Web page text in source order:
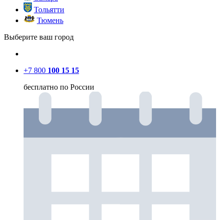
Тольятти
Тюмень
Выберите ваш город
+7 800 100 15 15
бесплатно по России